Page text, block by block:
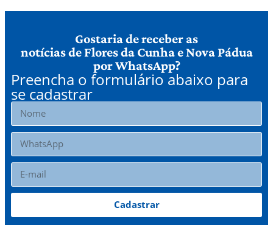
Gostaria de receber as
notícias de Flores da Cunha e Nova Pádua
por WhatsApp?
Preencha o formulário abaixo para
se cadastrar
Cadastrar